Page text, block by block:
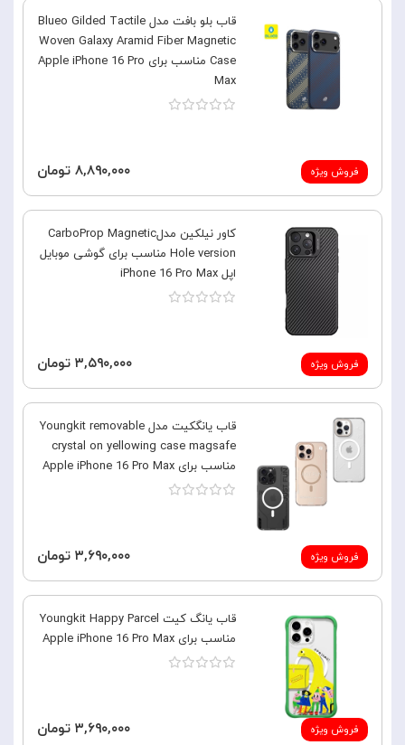
فروش ویژه
قاب بلو بافت مدل Blueo Gilded Tactile
Woven Galaxy Aramid Fiber Magnetic
Case مناسب برای Apple iPhone 16 Pro
Max
۸,۸۹۰,۰۰۰ تومان
فروش ویژه
کاور نیلکین مدلCarboProp Magnetic
Hole version مناسب برای گوشی موبایل
اپل iPhone 16 Pro Max
۳,۵۹۰,۰۰۰ تومان
فروش ویژه
قاب یانگکیت مدل Youngkit removable
crystal on yellowing case magsafe
مناسب برای Apple iPhone 16 Pro Max
۳,۶۹۰,۰۰۰ تومان
فروش ویژه
قاب یانگ کیت Youngkit Happy Parcel
مناسب برای Apple iPhone 16 Pro Max
۳,۶۹۰,۰۰۰ تومان